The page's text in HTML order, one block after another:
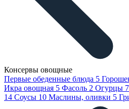
Консервы овощные
Первые обеденные блюда 5
Икра овощная 5 Фасоль 2 Огурцы 7
14 Соусы 10 Маслины, оливки 5